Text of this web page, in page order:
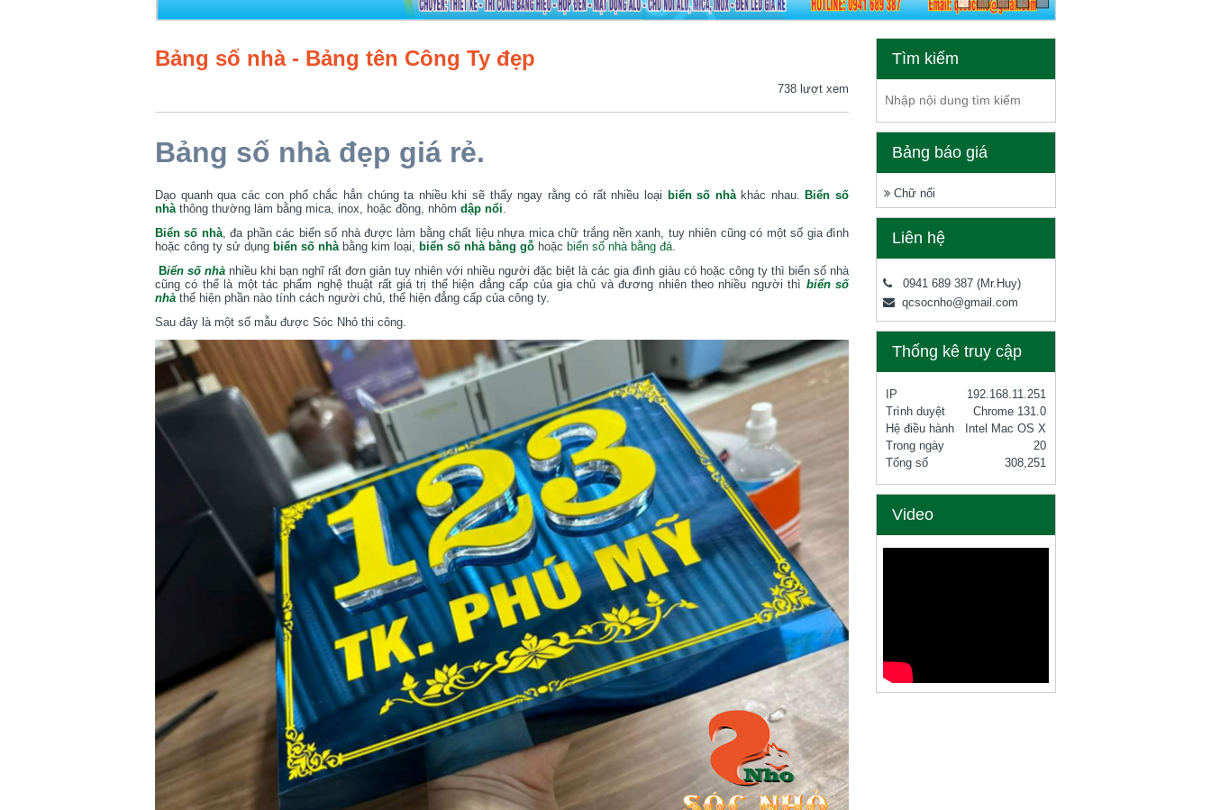
Bảng số nhà - Bảng tên Công Ty đẹp
738 lượt xem
Bảng số nhà đẹp giá rẻ.
Dạo quanh qua các con phố chắc hẳn chúng ta nhiều khi sẽ thấy ngay rằng có rất nhiều loại biển số nhà khác nhau. Biển số
nhàthông thường làm bằng mica, inox, hoặc đồng, nhôm dập nổi.
Biển số nhà, đa phần các biển số nhà được làm bằng chất liệu nhựa mica chữ trắng nền xanh, tuy nhiên cũng có một số gia đình
hoặc công ty sử dụng biển số nhàbằng kim loại, biển số nhà bằng gỗ hoặc biển số nhà bằng đá.
Biển số nhà nhiều khi bạn nghĩ rất đơn giản tuy nhiên với nhiều người đặc biệt là các gia đình giàu có hoặc công ty thì biển số nhà
cũng có thể là một tác phẩm nghệ thuật rất giá trị thể hiện đẳng cấp của gia chủ và đương nhiên theo nhiều người thì biển số
nhà thể hiện phần nào tính cách người chủ, thể hiện đẳng cấp của công ty.
Sau đây là một số mẫu được Sóc Nhỏ thi công.
Tìm kiếm
Bảng báo giá
Chữ nổi
Liên hệ
0941 689 387 (Mr.Huy)
qcsocnho@gmail.com
Thống kê truy cập
IP
192.168.11.251
Trình duyệt
Chrome 131.0
Hệ điều hành
Intel Mac OS X
Trong ngày
20
Tổng số
308,251
Video